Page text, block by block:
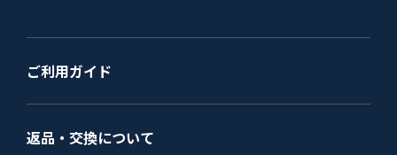
ご利用ガイド
返品・交換について